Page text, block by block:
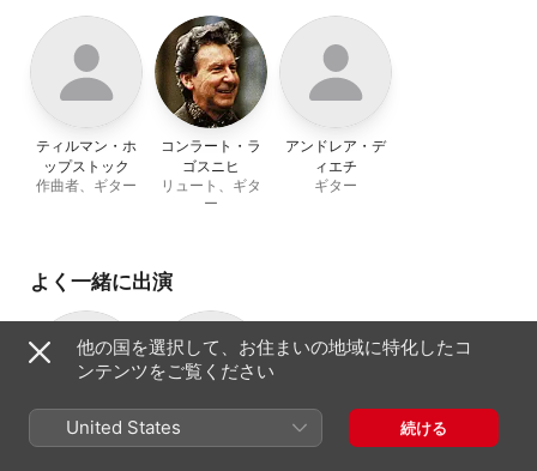
ティルマン・ホ
ップストック
作曲者、ギター
コンラート・ラ
ゴスニヒ
リュート、ギタ
ー
アンドレア・デ
ィエチ
ギター
よく一緒に出演
Dorina Frati
他の国を選択して、お住まいの地域に特化したコ
ンテンツをご覧ください
United States 続ける